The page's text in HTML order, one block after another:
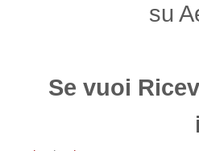
su
Se vuoi